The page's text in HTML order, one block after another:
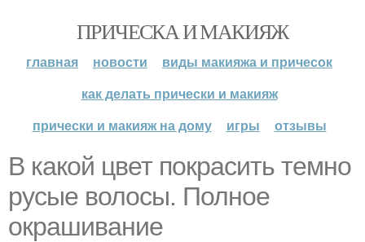
ПРИЧЕСКА И МАКИЯЖ
главная новости
виды макияжа и причесок
как делать прически и макияж
прически и макияж на дому
игры отзывы
В какой цвет покрасить темно
русые волосы. Полное
окрашивание